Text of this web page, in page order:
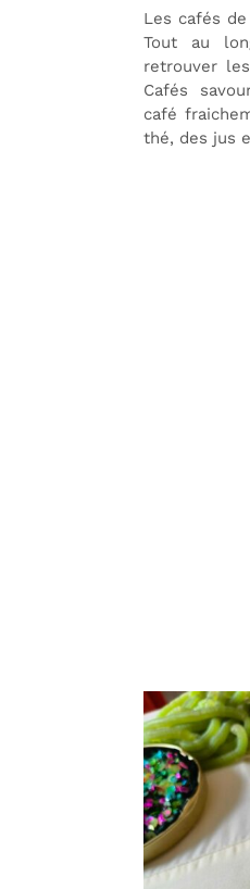
Les cafés
Tout au
retrouver
Cafés
café
thé, des jus